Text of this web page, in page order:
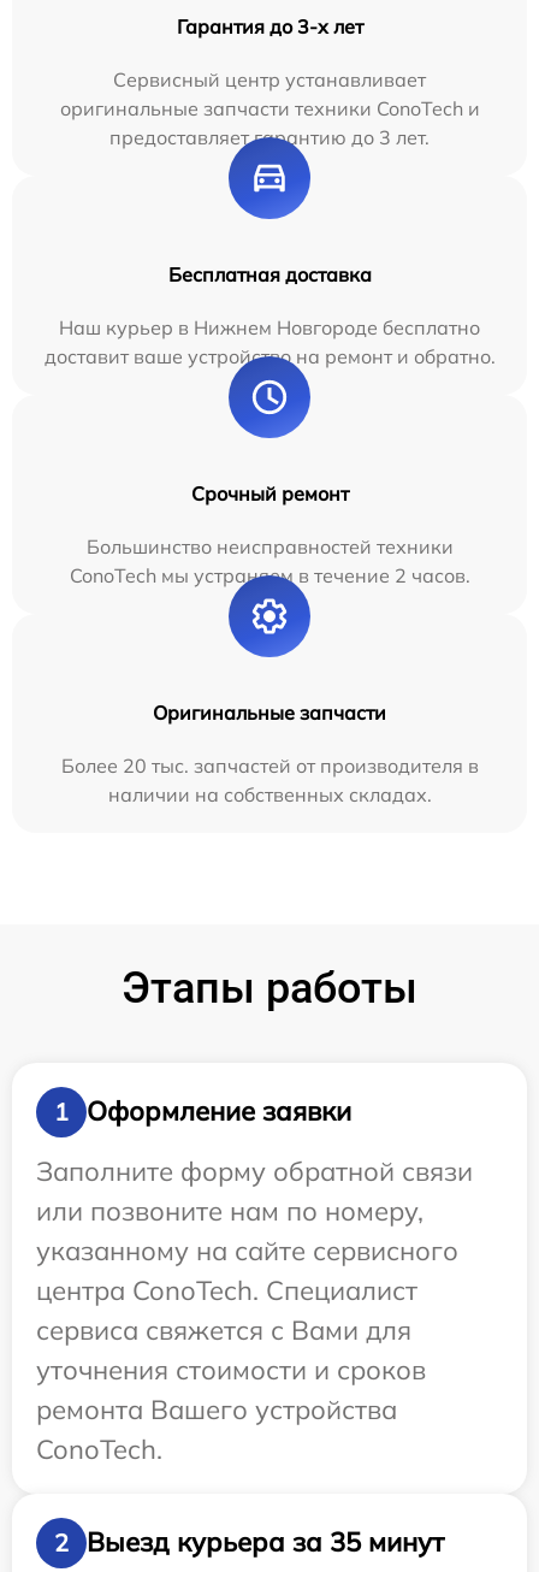
Гарантия до 3-х лет
Сервисный центр устанавливает
оригинальные запчасти техники ConoTech и
предоставляет гарантию до 3 лет.
Бесплатная доставка
Наш курьер в Нижнем Новгороде бесплатно
доставит ваше устройство на ремонт и обратно.
Срочный ремонт
Большинство неисправностей техники
ConoTech мы устраняем в течение 2 часов.
Оригинальные запчасти
Более 20 тыс. запчастей от производителя в
наличии на собственных складах.
Этапы работы
1
Оформление заявки
Заполните форму обратной связи
или позвоните нам по номеру,
указанному на сайте сервисного
центра ConoTech. Специалист
сервиса свяжется с Вами для
уточнения стоимости и сроков
ремонта Вашего устройства
ConoTech.
2 Выезд курьера за 35 минут